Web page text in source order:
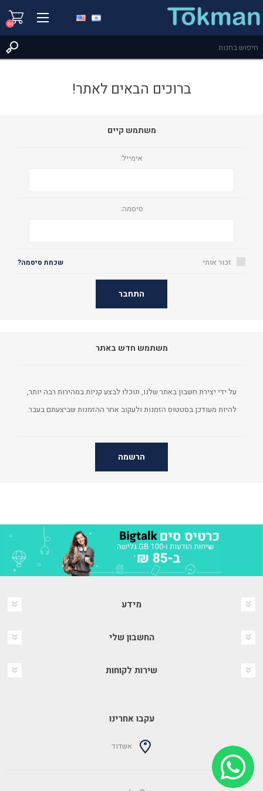
(0)
ברוכים הבאים לאתר!
משתמש קיים
אימייל:
סיסמה:
זכור אותי שכחת סיסמה?
התחבר
משתמש חדש באתר
על ידי יצירת חשבון באתר שלנו, תוכלו לבצע קניות במהירות רבה יותר,
להיות מעודכן בסטטוס הזמנות ולעקוב אחר ההזמנות שביצעתם בעבר.
הרשמה
מידע
החשבון שלי
שירות לקוחות
עקבו אחרינו
אשדוד